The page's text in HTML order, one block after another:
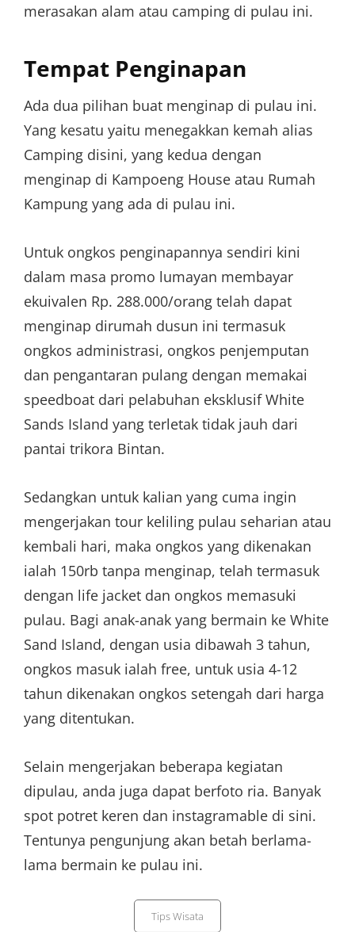
merasakan alam atau camping di pulau ini.
Tempat Penginapan
Ada dua pilihan buat menginap di pulau ini.
Yang kesatu yaitu menegakkan kemah alias
Camping disini, yang kedua dengan
menginap di Kampoeng House atau Rumah
Kampung yang ada di pulau ini.
Untuk ongkos penginapannya sendiri kini
dalam masa promo lumayan membayar
ekuivalen Rp. 288.000/orang telah dapat
menginap dirumah dusun ini termasuk
ongkos administrasi, ongkos penjemputan
dan pengantaran pulang dengan memakai
speedboat dari pelabuhan eksklusif White
Sands Island yang terletak tidak jauh dari
pantai trikora Bintan.
Sedangkan untuk kalian yang cuma ingin
mengerjakan tour keliling pulau seharian atau
kembali hari, maka ongkos yang dikenakan
ialah 150rb tanpa menginap, telah termasuk
dengan life jacket dan ongkos memasuki
pulau. Bagi anak-anak yang bermain ke White
Sand Island, dengan usia dibawah 3 tahun,
ongkos masuk ialah free, untuk usia 4-12
tahun dikenakan ongkos setengah dari harga
yang ditentukan.
Selain mengerjakan beberapa kegiatan
dipulau, anda juga dapat berfoto ria. Banyak
spot potret keren dan instagramable di sini.
Tentunya pengunjung akan betah berlama-
lama bermain ke pulau ini.
Categories
Tips Wisata